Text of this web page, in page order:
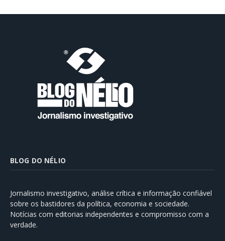
BLOG DO NÉLIO
Jornalismo investigativo, análise crítica e informação confiável
sobre os bastidores da política, economia e sociedade.
Notícias com editorias independentes e compromisso com a
verdade.